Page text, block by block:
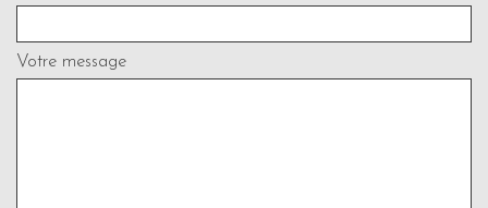
Votre message